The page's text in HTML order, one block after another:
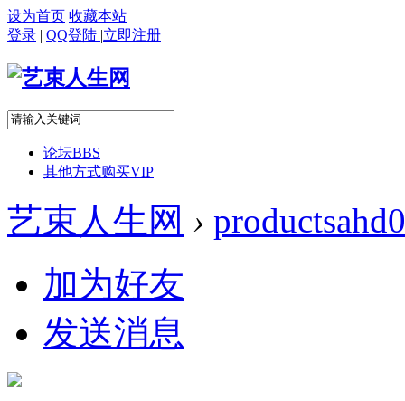
设为首页 收藏本站
登录 | QQ登陆 |立即注册
论坛BBS
其他方式购买VIP
艺束人生网 ›
加为好友
发送消息